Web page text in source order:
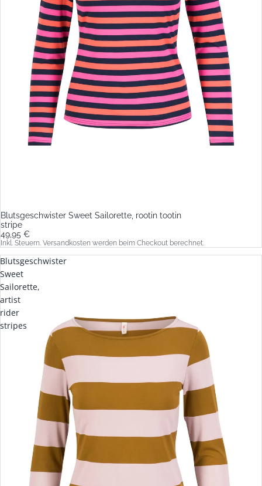
Blutsgeschwister Sweet Sailorette, rootin tootin
stripe
49,95 €
Inkl. Steuern. Versandkosten werden beim Checkout berechnet.
Blutsgeschwister
Sweet
Sailorette,
artist
rider
stripes